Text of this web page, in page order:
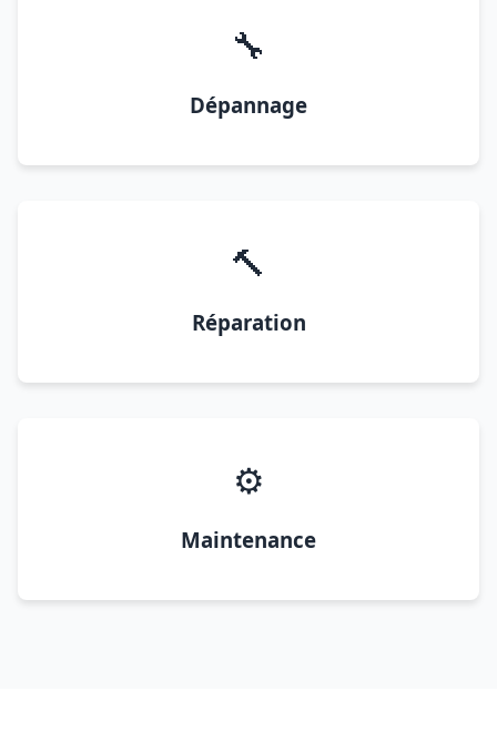
🔧
Dépannage
🔨
Réparation
⚙️
Maintenance